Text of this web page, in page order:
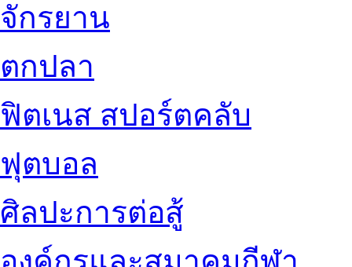
จักรยาน
ตกปลา
ฟิตเนส สปอร์ตคลับ
ฟุตบอล
ศิลปะการต่อสู้